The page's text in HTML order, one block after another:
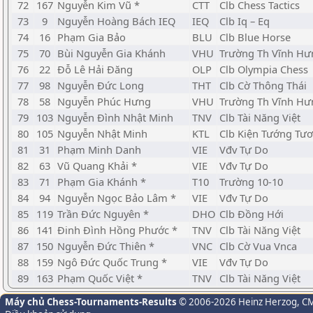
72 167 Nguyễn Kim Vũ * CTT
Clb Chess Tactics
73
9 Nguyễn Hoàng Bách IEQ IEQ
Clb Iq – Eq
74
16 Phạm Gia Bảo BLU Clb Blue Horse
75
70 Bùi Nguyễn Gia Khánh VHU Trường Th Vĩnh
76
22 Đỗ Lê Hải Đăng OLP
Clb Olympia Chess
77
98 Nguyễn Đức Long THT
Clb Cờ Thông Thái
78
58 Nguyễn Phúc Hưng VHU Trường Th Vĩnh
79 103 Nguyễn Đình Nhật Minh TNV Clb Tài Năng Việt
80 105 Nguyễn Nhật Minh KTL
Clb Kiện Tướng
81
31 Phạm Minh Danh VIE
Vđv Tự Do
82
63 Vũ Quang Khải * VIE
Vđv Tự Do
83
71 Phạm Gia Khánh * T10
Trường 10-10
84
94 Nguyễn Ngọc Bảo Lâm * VIE
Vđv Tự Do
85 119 Trần Đức Nguyên * DHO Clb Đồng Hới
86 141 Đinh Đình Hồng Phước * TNV Clb Tài Năng Việt
87 150 Nguyễn Đức Thiên * VNC Clb Cờ Vua Vnca
88 159 Ngô Đức Quốc Trung * VIE
Vđv Tự Do
89 163 Phạm Quốc Việt * TNV Clb Tài Năng Việt
Máy chủ Chess-Tournaments-Results © 2006-2026 Heinz Herzog,